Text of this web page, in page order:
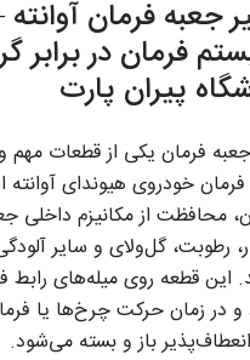
جعبه فرمان
فرمان در برابر
پیران پارت
فرمان یکی از قطعات مهم
خودروی هیوندای
محافظت از مکانیزم داخلی
رطوبت، گل‌ولای و سایر
این قطعه روی میله‌های
در زمان حرکت چرخ‌ها یا
باز و بسته می‌شود.